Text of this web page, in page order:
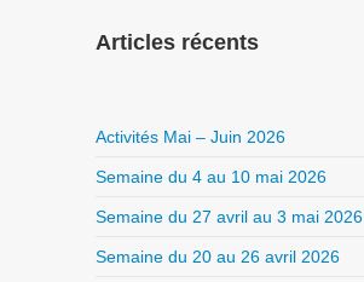
Articles récents
Activités Mai – Juin 2026
Semaine du 4 au 10 mai 2026
Semaine du 27 avril au 3 mai 2026
Semaine du 20 au 26 avril 2026